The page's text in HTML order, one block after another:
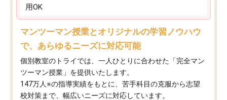
用OK
マンツーマン授業とオリジナルの学習ノウハウ
で、あらゆるニーズに対応可能
個別教室のトライでは、一人ひとりに合わせた「完全マン
ツーマン授業」を提供いたします。​
147万人※の指導実績をもとに、苦手科目の克服から志望
校対策まで、幅広いニーズに対応しています。​